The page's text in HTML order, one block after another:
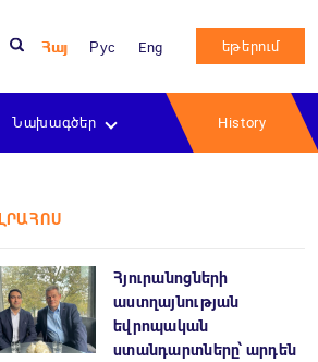
Հայ Рус Eng եթերում
Նախագծեր History
ԼՐԱՀՈՍ
Հյուրանոցների
աստղայնության
եվրոպական
ստանդարտները՝ արդեն